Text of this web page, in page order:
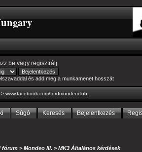
be vagy regisztrálj
és add meg a munkamenet hosszát
www.facebook.com/fordmondeoclub
Súgó Keresés Bejelentkezés
fórum >Mondeo III. >MK3 Általános kérdések